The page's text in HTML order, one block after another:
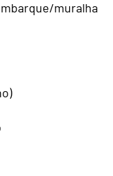
muralha